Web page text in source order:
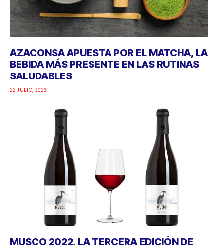
AZACONSA APUESTA POR EL MATCHA, LA
BEBIDA MÁS PRESENTE EN LAS RUTINAS
SALUDABLES
22 JULIO, 2026
MUSCO 2022, LA TERCERA EDICIÓN DE